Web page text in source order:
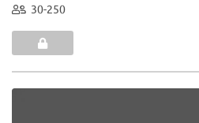
30-250